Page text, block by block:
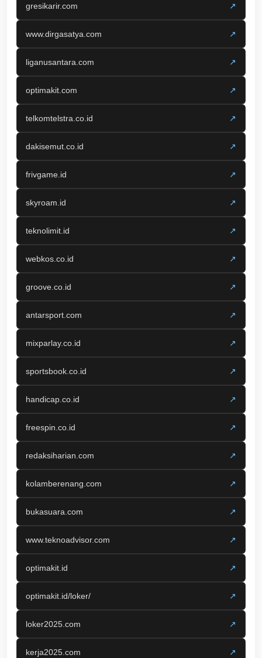
gresikarir.com ↗
www.dirgasatya.com ↗
liganusantara.com ↗
optimakit.com ↗
telkomtelstra.co.id ↗
dakisemut.co.id ↗
frivgame.id ↗
skyroam.id ↗
teknolimit.id ↗
webkos.co.id ↗
groove.co.id ↗
antarsport.com ↗
mixparlay.co.id ↗
sportsbook.co.id ↗
handicap.co.id ↗
freespin.co.id ↗
redaksiharian.com ↗
kolamberenang.com ↗
bukasuara.com ↗
www.teknoadvisor.com ↗
optimakit.id ↗
optimakit.id/loker/ ↗
loker2025.com ↗
kerja2025.com ↗